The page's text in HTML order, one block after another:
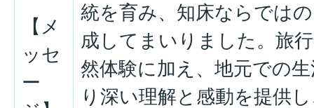
【メ
ッセ
ー
統を育み、知床ならでは
成してまいりました。旅
然体験に加え、地元での
り深い理解と感動を提供